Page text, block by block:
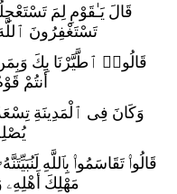
قَالَ يَـٰقَوْمِ لِمَ
تَسْتَغْفِرُونَ ٱللَّهَ
قَالُوا۟ ٱطَّيَّرْنَا بِكَ
أَنتُمْ قَوْمٌ
وَكَانَ فِى ٱلْمَدِينَةِ
قَالُوا۟ تَقَاسَمُوا۟ بِٱللَّهِ
مَهْلِكَ أَهْلِهِۦ